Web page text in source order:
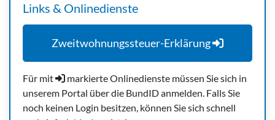
Links & Onlinedienste
Zweitwohnungssteuer-Erklärung
Für mit
markierte Onlinedienste müssen Sie sich in
unserem Portal über die BundID anmelden. Falls Sie
noch keinen Login besitzen, können Sie sich schnell